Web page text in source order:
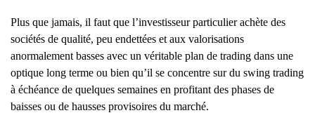
Plus que jamais, il faut que l’investisseur particulier achète des
sociétés de qualité, peu endettées et aux valorisations
anormalement basses avec un véritable plan de trading dans une
optique long terme ou bien qu’il se concentre sur du swing trading
à échéance de quelques semaines en profitant des phases de
baisses ou de hausses provisoires du marché.